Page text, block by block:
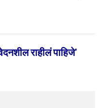
राहीलं पाहिजे'